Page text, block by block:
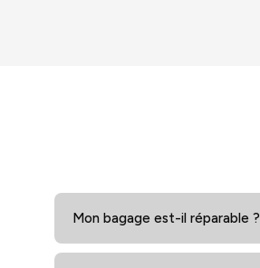
Mon bagage est-il réparable ?